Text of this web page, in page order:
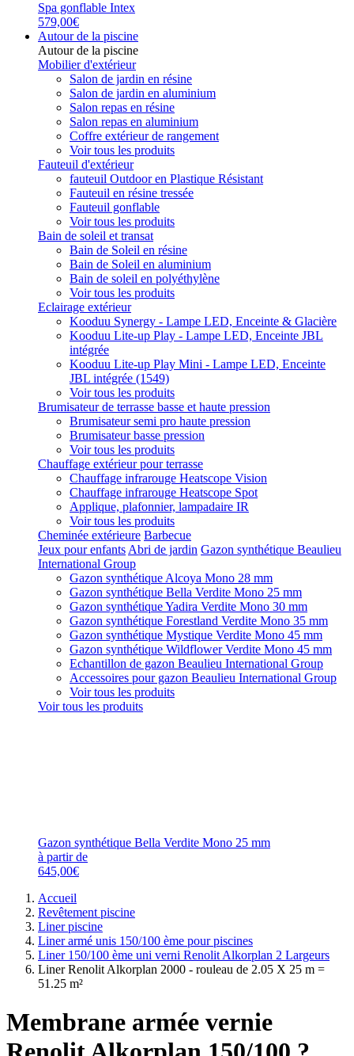
Spa gonflable Intex
579,00€
Autour de la piscine
Autour de la piscine
Mobilier d'extérieur
Salon de jardin en résine
Salon de jardin en aluminium
Salon repas en résine
Salon repas en aluminium
Coffre extérieur de rangement
Voir tous les produits
Fauteuil d'extérieur
fauteuil Outdoor en Plastique Résistant
Fauteuil en résine tressée
Fauteuil gonflable
Voir tous les produits
Bain de soleil et transat
Bain de Soleil en résine
Bain de Soleil en aluminium
Bain de soleil en polyéthylène
Voir tous les produits
Eclairage extérieur
Kooduu Synergy - Lampe LED, Enceinte & Glacière
Kooduu Lite-up Play - Lampe LED, Enceinte JBL
intégrée
Kooduu Lite-up Play Mini - Lampe LED, Enceinte
JBL intégrée (1549)
Voir tous les produits
Brumisateur de terrasse basse et haute pression
Brumisateur semi pro haute pression
Brumisateur basse pression
Voir tous les produits
Chauffage extérieur pour terrasse
Chauffage infrarouge Heatscope Vision
Chauffage infrarouge Heatscope Spot
Applique, plafonnier, lampadaire IR
Voir tous les produits
Cheminée extérieure Barbecue
Jeux pour enfants Abri de jardin Gazon synthétique Beaulieu
International Group
Gazon synthétique Alcoya Mono 28 mm
Gazon synthétique Bella Verdite Mono 25 mm
Gazon synthétique Yadira Verdite Mono 30 mm
Gazon synthétique Forestland Verdite Mono 35 mm
Gazon synthétique Mystique Verdite Mono 45 mm
Gazon synthétique Wildflower Verdite Mono 45 mm
Echantillon de gazon Beaulieu International Group
Accessoires pour gazon Beaulieu International Group
Voir tous les produits
Voir tous les produits
Gazon synthétique Bella Verdite Mono 25 mm
à partir de
645,00€
Accueil
Revêtement piscine
Liner piscine
Liner armé unis 150/100 ème pour piscines
Liner 150/100 ème uni verni Renolit Alkorplan 2 Largeurs
Liner Renolit Alkorplan 2000 - rouleau de 2.05 X 25 m =
51.25 m²
Membrane armée vernie